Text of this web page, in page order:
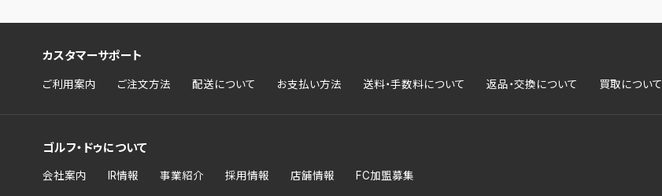
カスタマーサポート
ご利用案内 ご注文方法 配送について お支払い方法 送料・手数料について 返品・交換について 買取について
ゴルフ・ドゥについて
会社案内 IR情報 事業紹介 採用情報 店舗情報 FC加盟募集